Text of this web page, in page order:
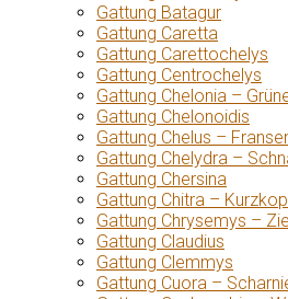
Gattung Batagur
Gattung Caretta
Gattung Carettochelys
Gattung Centrochelys
Gattung Chelonia –
Gattung Chelonoidis
Gattung Chelus –
Gattung Chelydra –
Gattung Chersina
Gattung Chitra –
Gattung Chrysemys –
Gattung Claudius
Gattung Clemmys
Gattung Cuora –